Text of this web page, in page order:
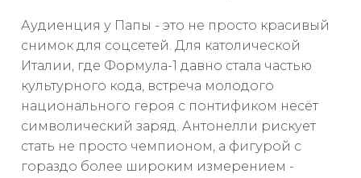
Аудиенция у Папы - это не просто красивый
снимок для соцсетей. Для католической
Италии, где Формула-1 давно стала частью
культурного кода, встреча молодого
национального героя с понтификом несёт
символический заряд. Антонелли рискует
стать не просто чемпионом, а фигурой с
гораздо более широким измерением -